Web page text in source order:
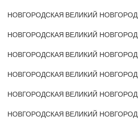
НОВГОРОДСКАЯ ВЕЛИКИЙ НОВГОРОД
НОВГОРОДСКАЯ ВЕЛИКИЙ НОВГОРОД
НОВГОРОДСКАЯ ВЕЛИКИЙ НОВГОРОД
НОВГОРОДСКАЯ ВЕЛИКИЙ НОВГОРОД
НОВГОРОДСКАЯ ВЕЛИКИЙ НОВГОРОД
НОВГОРОДСКАЯ ВЕЛИКИЙ НОВГОРОД